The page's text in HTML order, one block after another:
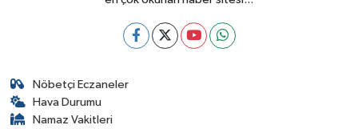
Nöbetçi Eczaneler
Hava Durumu
Namaz Vakitleri